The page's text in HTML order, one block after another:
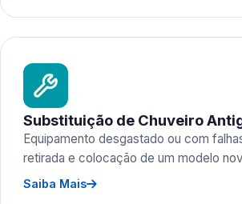
Substituição de Chuveiro
Equipamento desgastado ou com
retirada e colocação de um modelo
Saiba Mais